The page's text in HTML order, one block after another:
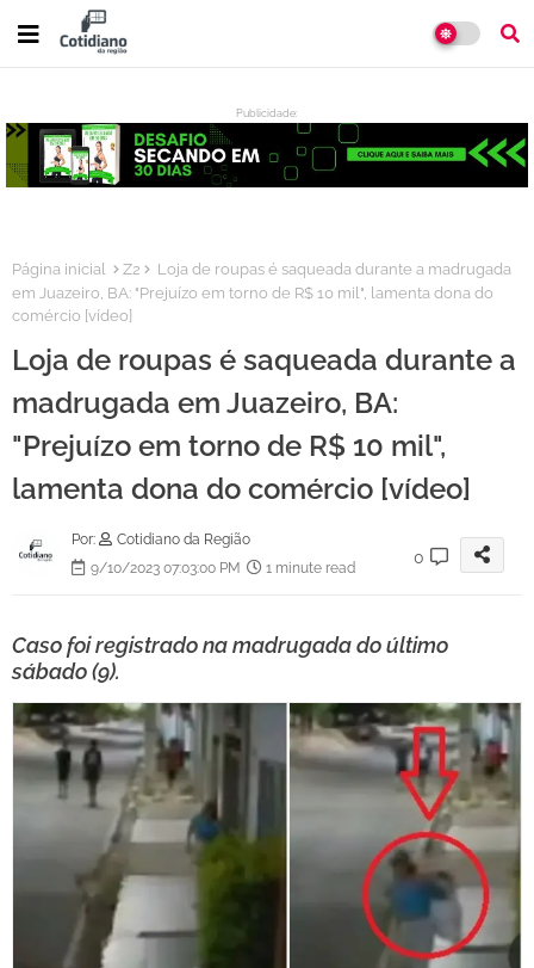
Publicidade:
:
Página inicial Z2
Loja de roupas é saqueada durante a madrugada
em Juazeiro, BA: "Prejuízo em torno de R$ 10 mil", lamenta dona do
comércio [vídeo]
Loja de roupas é saqueada durante a
madrugada em Juazeiro, BA:
"Prejuízo em torno de R$ 10 mil",
lamenta dona do comércio [vídeo]
Por:
Cotidiano da Região
9/10/2023 07:03:00 PM
1 minute read
0
Caso foi registrado na madrugada do último
sábado (9).